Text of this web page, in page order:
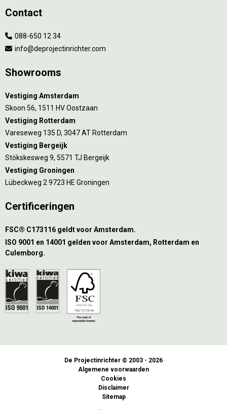
Contact
088-650 12 34
info@deprojectinrichter.com
Showrooms
Vestiging Amsterdam
Skoon 56, 1511 HV Oostzaan
Vestiging Rotterdam
Vareseweg 135 D, 3047 AT Rotterdam
Vestiging Bergeijk
Stökskesweg 9, 5571 TJ Bergeijk
Vestiging Groningen
Lübeckweg 2 9723 HE Groningen
Certificeringen
FSC® C173116 geldt voor Amsterdam.
ISO 9001 en 14001 gelden voor Amsterdam, Rotterdam en
Culemborg.
De Projectinrichter © 2003 - 2026
Algemene voorwaarden
Cookies
Disclaimer
Sitemap